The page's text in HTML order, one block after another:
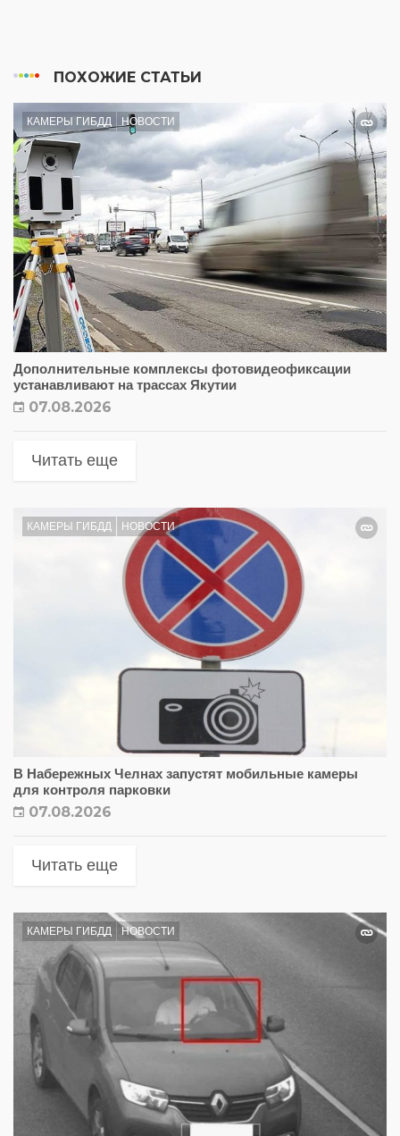
ПОХОЖИЕ СТАТЬИ
КАМЕРЫ ГИБДД НОВОСТИ
Дополнительные комплексы фотовидеофиксации
устанавливают на трассах Якутии
07.08.2026
Читать еще
КАМЕРЫ ГИБДД НОВОСТИ
В Набережных Челнах запустят мобильные камеры
для контроля парковки
07.08.2026
Читать еще
КАМЕРЫ ГИБДД НОВОСТИ